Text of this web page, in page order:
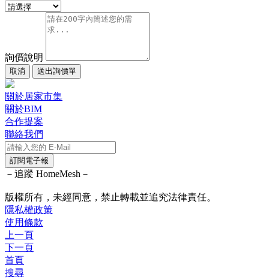
詢價說明
取消 送出詢價單
關於居家市集
關於BIM
合作提案
聯絡我們
訂閱電子報
－追蹤 HomeMesh－
版權所有，未經同意，禁止轉載並追究法律責任。
隱私權政策
使用條款
上一頁
下一頁
首頁
搜尋